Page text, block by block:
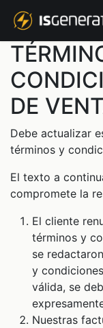
DE
Debe actualizar
términos y
El texto a
compromete la
El cliente
términos y
se
y
válida, se
Nuestras